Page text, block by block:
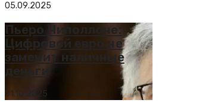
05.09.2025
Пьеро Чиполлоне:
Цифровой евро не
заменит наличные
деньги
01.10.2025